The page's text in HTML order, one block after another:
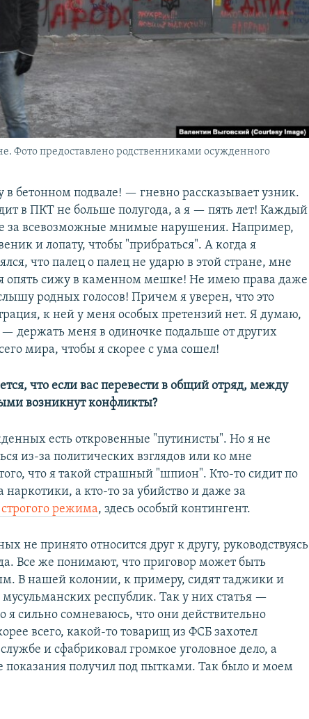
Фото предоставлено родственниками осужденного
бетонном подвале! — гневно рассказывает узник.
в ПКТ не больше полугода, а я — пять лет! Каждый
за всевозможные мнимые нарушения. Например,
и лопату, чтобы "прибраться". А когда я
что палец о палец не ударю в этой стране, мне
опять сижу в каменном мешке! Не имею права даже
родных голосов! Причем я уверен, что это
к ней у меня особых претензий нет. Я думаю,
— держать меня в одиночке подальше от других
мира, чтобы я скорее с ума сошел!
что если вас перевести в общий отряд, между
возникнут конфликты?
есть откровенные "путинисты". Но я не
из-за политических взглядов или ко мне
что я такой страшный "шпион". Кто-то сидит по
наркотики, а кто-то за убийство и даже за
режима, здесь особый контингент.
не принято относится друг к другу, руководствуясь
Все же понимают, что приговор может быть
В нашей колонии, к примеру, сидят таджики и
республик. Так у них статья —
я сильно сомневаюсь, что они действительно
всего, какой-то товарищ из ФСБ захотел
и сфабриковал громкое уголовное дело, а
показания получил под пытками. Так было и моем